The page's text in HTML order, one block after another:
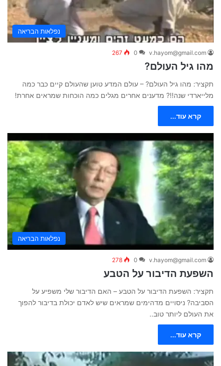
נפלאות הבריאה
v.hayom@gmail.com
0
267
מהו גיל העולם?
תקציר: מהו גיל העולם? – עולם המדע טוען שהעולם קיים כבר כמה
מלייארדי שנה!!? מדענים אחרים מגלים כמה הוכחות שמראים אחרת!
קרא עוד...
נפלאות הבריאה
v.hayom@gmail.com
0
278
השפעת הדיבור על הטבע
תקציר: השפעת הדיבור על הטבע – האם הדיבור שלי משפיע על
הסביבה? ניסויים מדהימים שמראים שיש לאדם יכולת בדיבור להפוך
את העולם ליותר טוב..
קרא עוד...